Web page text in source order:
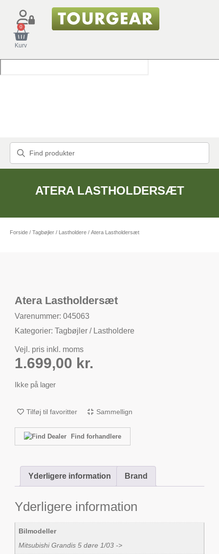
0
Kurv
ATERA LASTHOLDERSÆT
Forside / Tagbøjler / Lastholdere / Atera Lastholdersæt
Atera Lastholdersæt
Varenummer: 045063
Kategorier: Tagbøjler / Lastholdere
Vejl. pris inkl. moms
1.699,00 kr.
Ikke på lager
Tilføj til favoritter Sammellign
Find forhandlere
Yderligere information Brand
Yderligere information
Bilmodeller
Mitsubishi Grandis 5 døre 1/03 ->